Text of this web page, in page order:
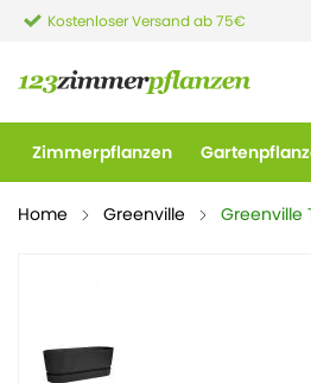
Kostenloser Versand ab 75€
Zimmerpflanzen
Home Greenville Greenville